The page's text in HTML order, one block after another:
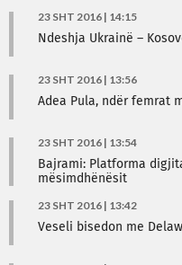
23 SHT 2016 | 14:15
Ndeshja Ukrainë –
23 SHT 2016 | 13:56
Adea Pula, ndër femrat
23 SHT 2016 | 13:54
Bajrami: Platforma
mësimdhënësit
23 SHT 2016 | 13:42
Veseli bisedon me